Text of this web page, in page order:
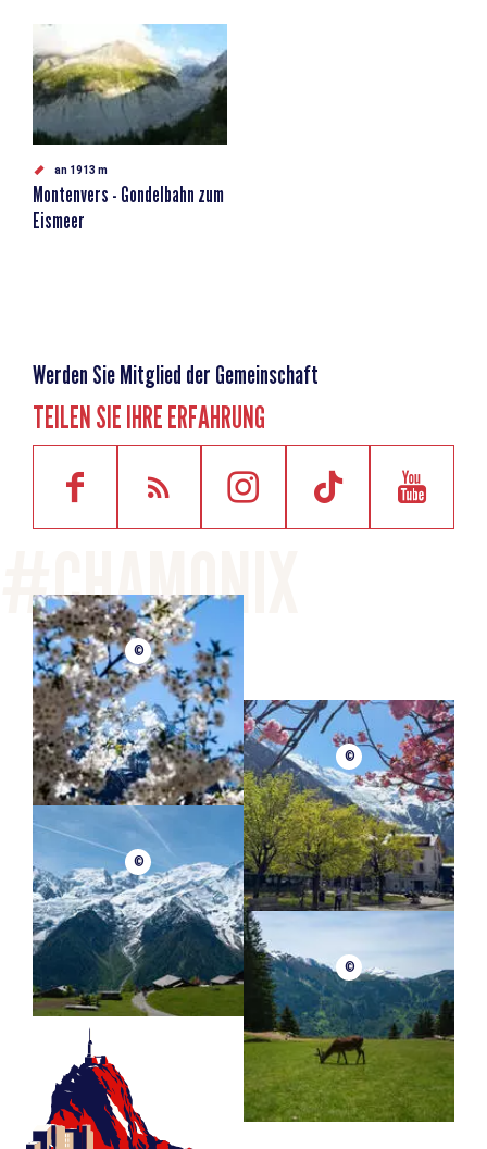
an 1913 m
Montenvers - Gondelbahn zum
Eismeer
Werden Sie Mitglied der Gemeinschaft
TEILEN SIE IHRE ERFAHRUNG
©
©
©
©